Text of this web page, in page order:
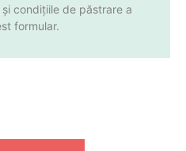
condițiile de păstrare a
formular.